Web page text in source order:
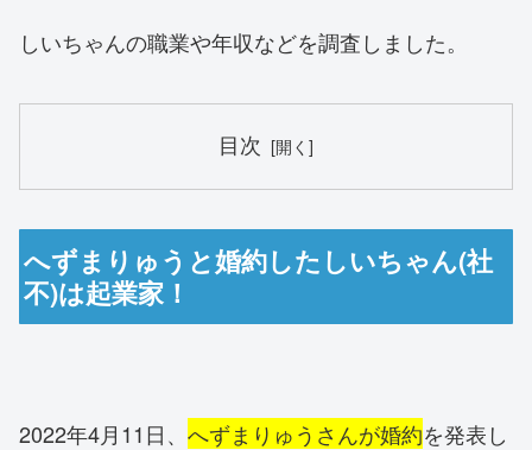
しいちゃんの職業や年収などを調査しました。
目次
へずまりゅうと婚約したしいちゃん(社
不)は起業家！
2022年4月11日、 へずまりゅうさんが婚約を発表し